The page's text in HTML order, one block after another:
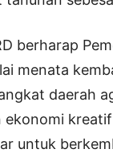
berharap
menata
daerah
ekonomi
untuk